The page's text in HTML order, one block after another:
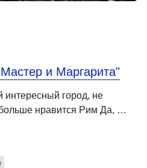
и Маргарита"
интересный город, не
нравится Рим Да, …